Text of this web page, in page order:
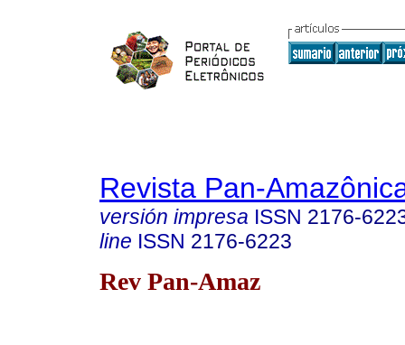
Revista Pan-
versión impresa ISSN 2176-
line ISSN 2176-6223
Rev Pan-Amaz